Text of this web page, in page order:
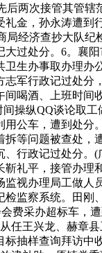
两次接管其管
金，孙永涛遭
经济查抄大队
过处分。6。襄
生办事取办理
军行政记过处
喝酒、上班时
操纵QQ谈论取
公车，遭到处
等问题被查处，
行政记过处分
礼平，接管办
视办理局工做
监察系统。田
费采办超标车，
任王兴龙、赫章
抽样查询拜访中